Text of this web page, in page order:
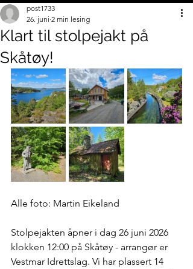
Klart til stolpejakt på
Skåtøy!
post1733
26. juni 2 min lesing
Alle foto: Martin Eikeland
Stolpejakten åpner i dag 26 juni 2026
klokken 12:00 på Skåtøy - arrangør er
Vestmar Idrettslag. Vi har plassert 14